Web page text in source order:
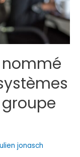
jonasch